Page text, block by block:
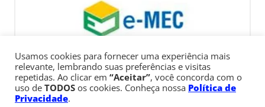
Usamos cookies para fornecer uma experiência mais
relevante, lembrando suas preferências e visitas
repetidas. Ao clicar em “Aceitar”, você concorda com o
uso de TODOS os cookies. Conheça nossa Política de
Privacidade.